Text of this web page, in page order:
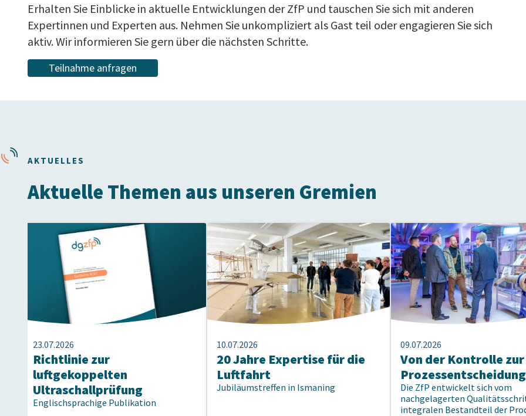
Erhalten Sie Einblicke in aktuelle Entwicklungen der ZfP und tauschen Sie sich mit anderen
Expertinnen und Experten aus. Nehmen Sie unkompliziert als Gast teil oder engagieren Sie sich
aktiv. Wir informieren Sie gern über die nächsten Schritte.
Teilnahme anfragen
AKTUELLES
Aktuelle Themen aus unseren Gremien
23.07.2026
Richtlinie zur
luftgekoppelten
Ultraschallprüfung
Englischsprachige Publikation
10.07.2026
20 Jahre Expertise für die
Luftfahrt
Jubiläumstreffen in Ismaning
09.07.2026
Von der Kontrolle zur
Prozessentscheidung
Die ZfP entwickelt sich vom
nachgelagerten
integralen Bestandteil der